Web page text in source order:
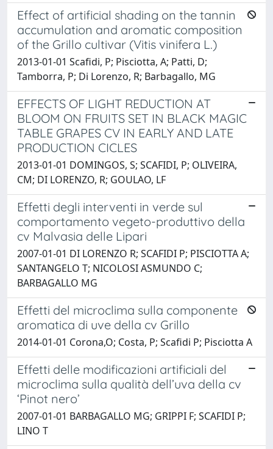
Effect of artificial shading on the tannin
accumulation and aromatic composition
of the Grillo cultivar (Vitis vinifera L.)
2013-01-01 Scafidi, P; Pisciotta, A; Patti, D;
Tamborra, P; Di Lorenzo, R; Barbagallo, MG
EFFECTS OF LIGHT REDUCTION AT
BLOOM ON FRUITS SET IN BLACK MAGIC
TABLE GRAPES CV IN EARLY AND LATE
PRODUCTION CICLES
2013-01-01 DOMINGOS, S; SCAFIDI, P; OLIVEIRA,
CM; DI LORENZO, R; GOULAO, LF
Effetti degli interventi in verde sul
comportamento vegeto-produttivo della
cv Malvasia delle Lipari
2007-01-01 DI LORENZO R; SCAFIDI P; PISCIOTTA A;
SANTANGELO T; NICOLOSI ASMUNDO C;
BARBAGALLO MG
Effetti del microclima sulla componente
aromatica di uve della cv Grillo
2014-01-01 Corona,O; Costa, P; Scafidi P; Pisciotta A
Effetti delle modificazioni artificiali del
microclima sulla qualità dell’uva della cv
‘Pinot nero’
2007-01-01 BARBAGALLO MG; GRIPPI F; SCAFIDI P;
LINO T